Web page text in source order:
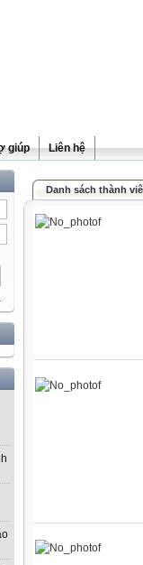
giúp Liên hệ
Danh sách thành